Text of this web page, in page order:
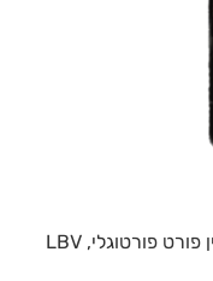
/ יין פורט פורטוגלי, LBV